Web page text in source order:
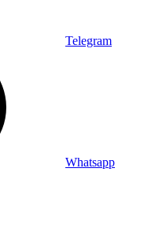
Telegram
Whatsapp